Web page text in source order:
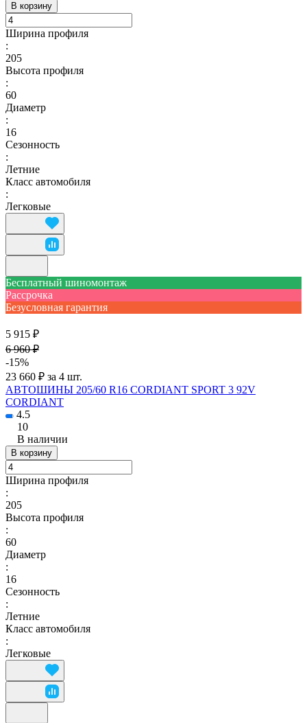
В корзину
Ширина профиля
:
205
Высота профиля
:
60
Диаметр
:
16
Сезонность
:
Летние
Класс автомобиля
:
Легковые
Бесплатный шиномонтаж
Рассрочка
Безусловная гарантия
5 915 ₽
6 960 ₽
-15%
23 660 ₽ за 4 шт.
АВТОШИНЫ 205/60 R16 CORDIANT SPORT 3 92V
CORDIANT
4.5
10
В наличии
В корзину
Ширина профиля
:
205
Высота профиля
:
60
Диаметр
:
16
Сезонность
:
Летние
Класс автомобиля
:
Легковые